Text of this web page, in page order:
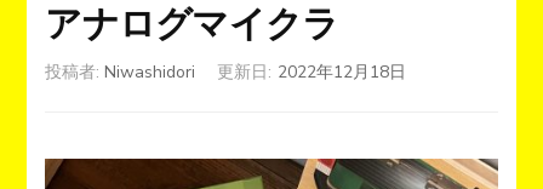
アナログマイクラ
投稿者:Niwashidori 更新日: 2022年12月18日